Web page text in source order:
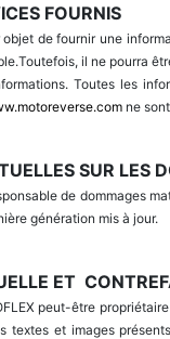
FOURNIS
objet de fournir une
il ne pourra
Toutes les
ne
SUR LES
de dommages
génération mis à jour.
ET
peut-être
textes et images